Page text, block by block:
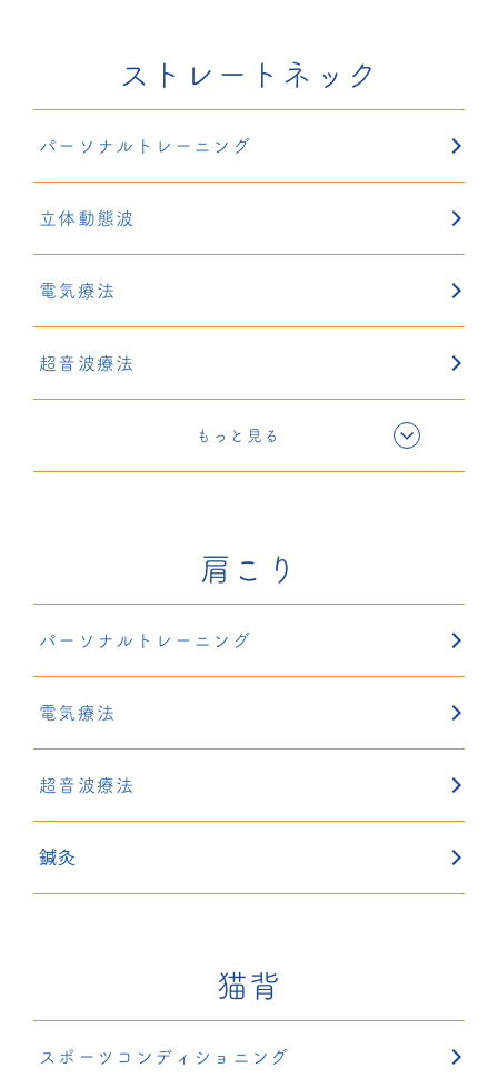
ストレートネック
パーソナルトレーニング
立体動態波
電気療法
超音波療法
もっと見る
肩こり
パーソナルトレーニング
電気療法
超音波療法
鍼灸
猫背
スポーツコンディショニング